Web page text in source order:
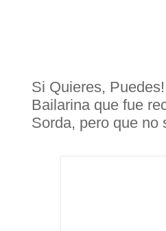
Si Quieres,
Bailarina que fue
Sorda, pero que no